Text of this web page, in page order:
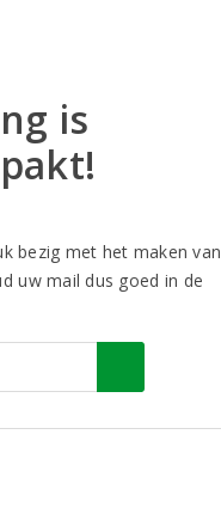
is
bezig met het maken van
uw mail dus goed in de